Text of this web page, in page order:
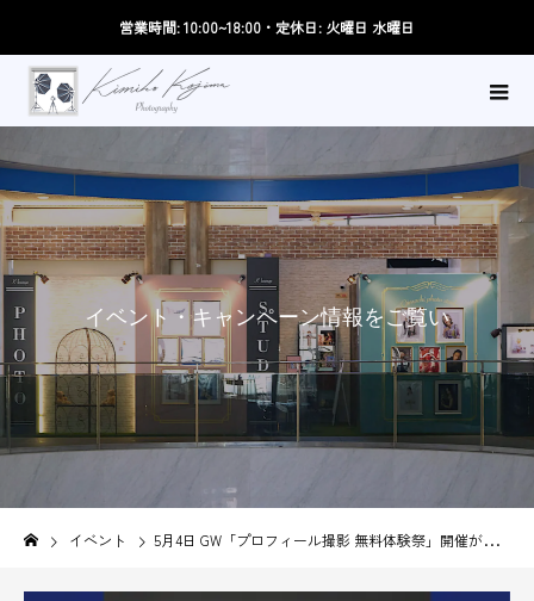
営業時間: 10:00~18:00・定休日: 火曜日 水曜日
ン ト ・キャンペー ン 情 報 をご 覧 いただけま
す。
イベント 5月4日 GW「プロフィール撮影 無料体験祭」開催が決定しました！！！